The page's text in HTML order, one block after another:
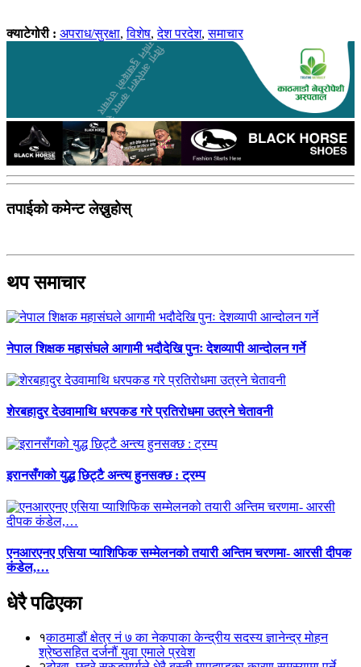
क्याटेगोरी : अपराध/सुरक्षा,विशेष,देश परदेश,समाचार
तपाईको कमेन्ट लेख्नुहोस्
थप समाचार
नेपाल शिक्षक महासंघले आगामी भदौदेखि पुनः देशव्यापी आन्दोलन गर्ने
शेरबहादुर देउवामाथि धरपकड गरे प्रतिरोधमा उत्रने चेतावनी
इरानसँगको युद्ध छिट्टै अन्त्य हुनसक्छ : ट्रम्प
एनआरएनए एसिया प्याशिफिक सम्मेलनको तयारी अन्तिम चरणमा- आरसी दीपक
कंडेल,…
धेरै पढिएका
१काठमाडौं क्षेत्र नं ७ का नेकपाका केन्द्रीय सदस्य ज्ञानेन्द्र मोहन
श्रेष्ठसहित दर्जनौं युवा एमाले प्रवेश